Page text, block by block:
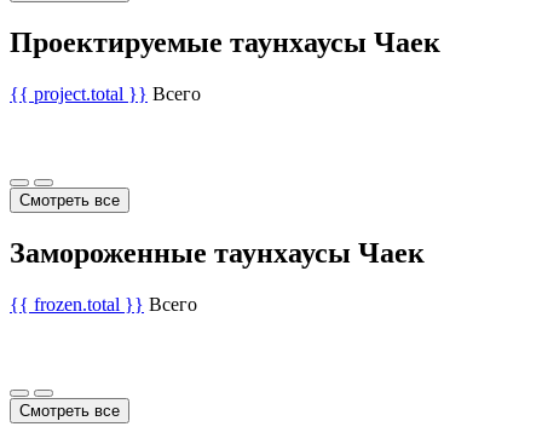
Проектируемые таунхаусы Чаек
{{ project.total }} Всего
Смотреть все
Замороженные таунхаусы Чаек
{{ frozen.total }} Всего
Смотреть все